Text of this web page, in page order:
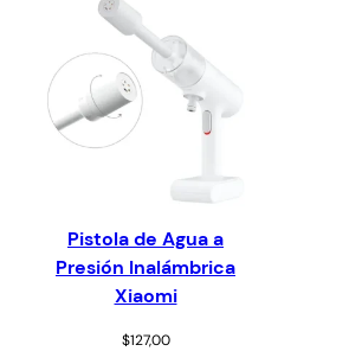
Pistola de Agua a
Presión Inalámbrica
Xiaomi
$127,00